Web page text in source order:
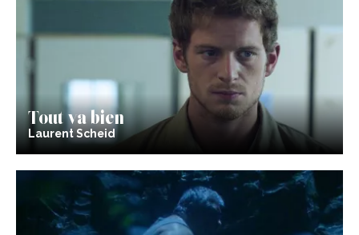
Tout va bien
Laurent Scheid